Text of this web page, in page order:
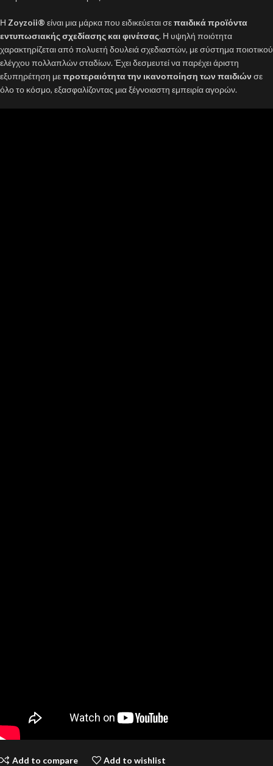
Η Zoyzoii® είναι μια μάρκα που ειδικεύεται σεπαιδικά προϊόντα
εντυπωσιακής σχεδίασης και φινέτσας. Η υψηλή ποιότητα
χαρακτηρίζεται από πολυετή δουλειά σχεδιαστών, με σύστημα ποιοτικού
ελέγχου πολλαπλών σταδίων. Έχει δεσμευτεί να παρέχει άριστη
εξυπηρέτηση μεπροτεραιότητα την ικανοποίηση των παιδιών σε
όλο το κόσμο, εξασφαλίζοντας μια ξέγνοιαστη εμπειρία αγορών.
Add to compare Add to wishlist